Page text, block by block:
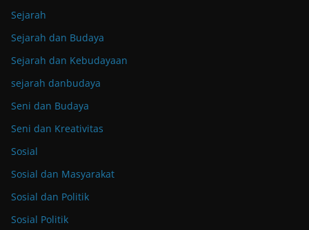
Sejarah
Sejarah dan Budaya
Sejarah dan Kebudayaan
sejarah danbudaya
Seni dan Budaya
Seni dan Kreativitas
Sosial
Sosial dan Masyarakat
Sosial dan Politik
Sosial Politik